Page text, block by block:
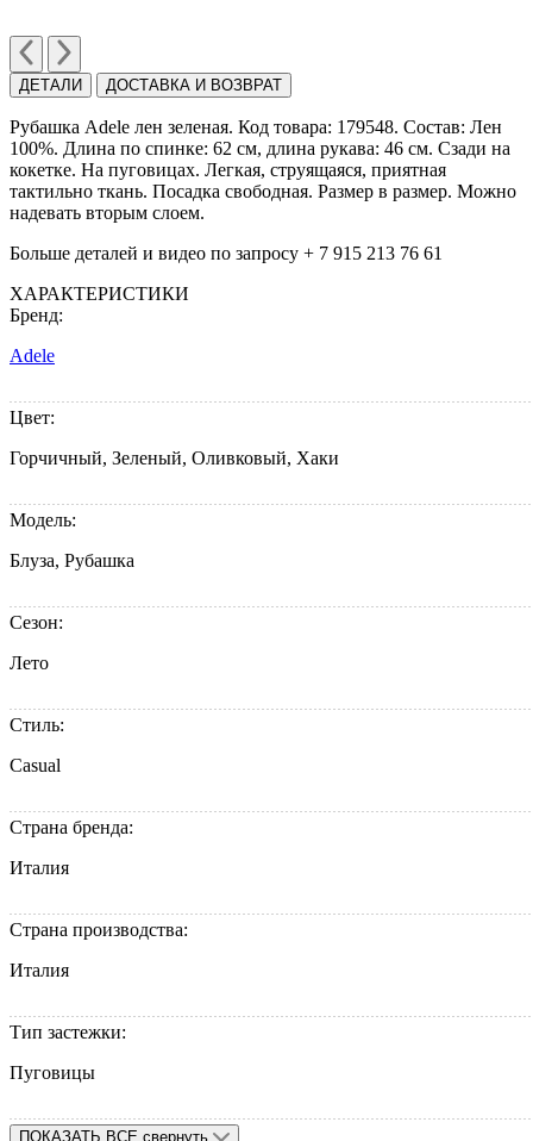
ДЕТАЛИ ДОСТАВКА И ВОЗВРАТ
Рубашка Adele лен зеленая. Код товара: 179548. Состав: Лен
100%. Длина по спинке: 62 см, длина рукава: 46 см. Сзади на
кокетке. На пуговицах. Легкая, струящаяся, приятная
тактильно ткань. Посадка свободная. Размер в размер. Можно
надевать вторым слоем.
Больше деталей и видео по запросу + 7 915 213 76 61
ХАРАКТЕРИСТИКИ
Бренд:
Adele
Цвет:
Горчичный, Зеленый, Оливковый, Хаки
Модель:
Блуза, Рубашка
Сезон:
Лето
Стиль:
Casual
Страна бренда:
Италия
Страна производства:
Италия
Тип застежки:
Пуговицы
ПОКАЗАТЬ ВСЕ свернуть